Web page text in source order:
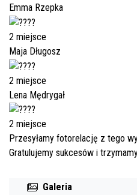
Emma Rzepka
2 miejsce
Maja Długosz
2 miejsce
Lena Mędrygał
2 miejsce
Przesyłamy fotorelację z tego
Gratulujemy sukcesów i
Galeria